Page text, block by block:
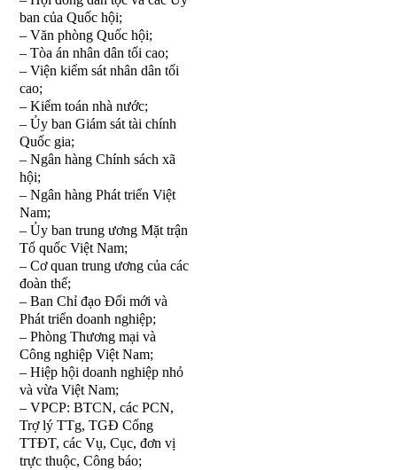
ban của Quốc hội;
– Văn phòng Quốc hội;
– Tòa án nhân dân tối cao;
– Viện kiểm sát nhân dân tối
cao;
– Kiểm toán nhà nước;
– Ủy ban Giám sát tài chính
Quốc gia;
– Ngân hàng Chính sách xã
hội;
– Ngân hàng Phát triển Việt
Nam;
– Ủy ban trung ương Mặt trận
Tổ quốc Việt Nam;
– Cơ quan trung ương của các
đoàn thể;
– Ban Chỉ đạo Đổi mới và
Phát triển doanh nghiệp;
– Phòng Thương mại và
Công nghiệp Việt Nam;
– Hiệp hội doanh nghiệp nhỏ
và vừa Việt Nam;
– VPCP: BTCN, các PCN,
Trợ lý TTg, TGĐCổng
TTĐT, các Vụ, Cục, đơn vị
trực thuộc, Công báo;